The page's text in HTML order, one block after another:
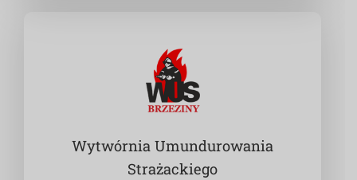
Wytwórnia Umundurowania
Strażackiego